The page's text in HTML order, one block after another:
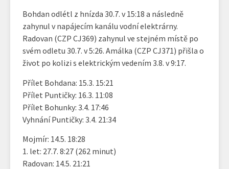
Bohdan odlétl z hnízda 30.7. v 15:18 a následně
zahynul v napájecím kanálu vodní elektrárny.
Radovan (CZP CJ369) zahynul ve stejném místě po
svém odletu 30.7. v 5:26. Amálka (CZP CJ371) přišla o
život po kolizi s elektrickým vedením 3.8. v 9:17.
Přílet Bohdana: 15.3. 15:21
Přílet Puntičky: 16.3. 11:08
Přílet Bohunky: 3.4. 17:46
Vyhnání Puntičky: 3.4. 21:34
Mojmír: 14.5. 18:28
1. let: 27.7. 8:27 (262 minut)
Radovan: 14.5. 21:21